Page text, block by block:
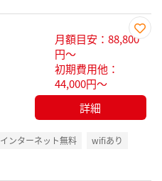
お気
月額目安：88,800
円～
初期費用他：
44,000円～
詳細
インターネット無料
wifiあり